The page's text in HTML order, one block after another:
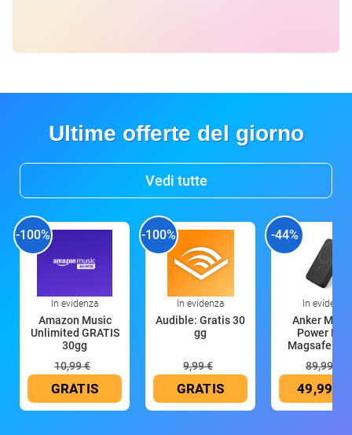
Ultime offerte del giorno
Vedi tutte
-100%
In evidenza
Amazon Music
Unlimited GRATIS
30gg
10,99 €
GRATIS
-100%
In evidenza
Audible: Gratis 30
gg
9,99 €
GRATIS
-44%
In evidenza
Anker
Power
Magsafe
89,99 €
49,99 €